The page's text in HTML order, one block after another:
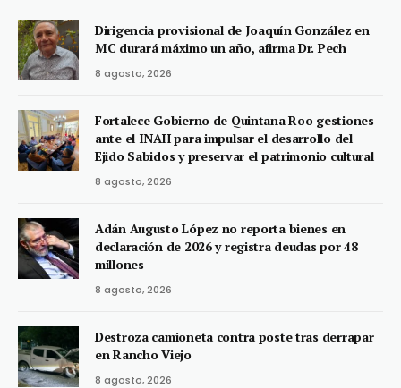
Dirigencia provisional de Joaquín González en
MC durará máximo un año, afirma Dr. Pech
8 agosto, 2026
Fortalece Gobierno de Quintana Roo gestiones
ante el INAH para impulsar el desarrollo del
Ejido Sabidos y preservar el patrimonio cultural
8 agosto, 2026
Adán Augusto López no reporta bienes en
declaración de 2026 y registra deudas por 48
millones
8 agosto, 2026
Destroza camioneta contra poste tras derrapar
en Rancho Viejo
8 agosto, 2026